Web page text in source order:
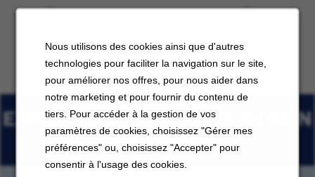
Nous utilisons des cookies ainsi que d'autres
technologies pour faciliter la navigation sur le site,
pour améliorer nos offres, pour nous aider dans
notre marketing et pour fournir du contenu de
tiers. Pour accéder à la gestion de vos
paramètres de cookies, choisissez "Gérer mes
préférences" ou, choisissez "Accepter" pour
consentir à l'usage des cookies.
EXPLORER LES EMPLOIS AU SEIN
DE CARRIER